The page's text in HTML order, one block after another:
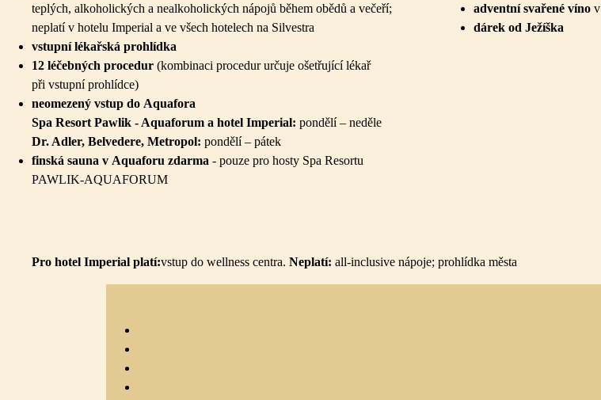
teplých, alkoholických a nealkoholických nápojů během obědů a večeří;
neplatí v hotelu Imperial a ve všech hotelech na Silvestra
vstupní lékařská prohlídka
12 léčebných procedur (kombinaci procedur určuje ošetřující lékař
při vstupní prohlídce)
neomezený vstup do Aquafora
Spa Resort Pawlik - Aquaforum a hotel Imperial: pondělí – neděle
Dr. Adler, Belvedere, Metropol: pondělí – pátek
finská sauna v Aquaforu zdarma - pouze pro hosty Spa Resortu
PAWLIK-AQUAFORUM
adventní svařené vínov
dárek od Ježíška
Pro hotel Imperial platí:vstup do wellness centra. Neplatí: all-inclusive nápoje; prohlídka města